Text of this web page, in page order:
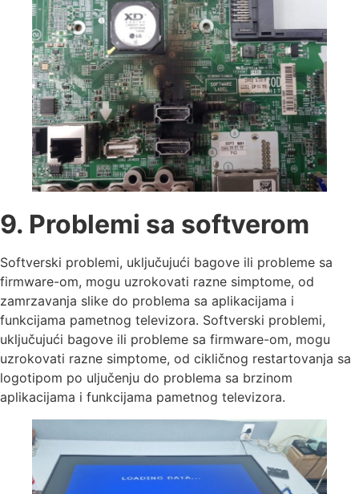
9. Problemi sa softverom
Softverski problemi, uključujući bagove ili probleme sa
firmware-om, mogu uzrokovati razne simptome, od
zamrzavanja slike do problema sa aplikacijama i
funkcijama pametnog televizora. Softverski problemi,
uključujući bagove ili probleme sa firmware-om, mogu
uzrokovati razne simptome, od cikličnog restartovanja sa
logotipom po uljučenju do problema sa brzinom
aplikacijama i funkcijama pametnog televizora.